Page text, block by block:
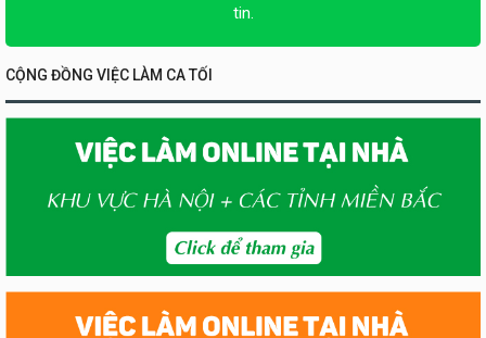
tin.
CỘNG ĐỒNG VIỆC LÀM CA TỐI